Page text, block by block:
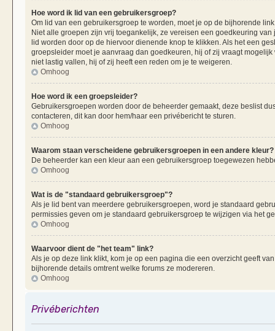
Hoe word ik lid van een gebruikersgroep?
Om lid van een gebruikersgroep te worden, moet je op de bijhorende
Niet alle groepen zijn vrij toegankelijk, ze vereisen een goedkeuring
lid worden door op de hiervoor dienende knop te klikken. Als het een
groepsleider moet je aanvraag dan goedkeuren, hij of zij vraagt
niet lastig vallen, hij of zij heeft een reden om je te weigeren.
Omhoog
Hoe word ik een groepsleider?
Gebruikersgroepen worden door de beheerder gemaakt, deze beslist
contacteren, dit kan door hem/haar een privébericht te sturen.
Omhoog
Waarom staan verscheidene gebruikersgroepen in een andere kleur?
De beheerder kan een kleur aan een gebruikersgroep toegewezen
Omhoog
Wat is de "standaard gebruikersgroep"?
Als je lid bent van meerdere gebruikersgroepen, word je standaard
permissies geven om je standaard gebruikersgroep te wijzigen via het
Omhoog
Waarvoor dient de "het team" link?
Als je op deze link klikt, kom je op een pagina die een overzicht geeft
bijhorende details omtrent welke forums ze modereren.
Omhoog
Privéberichten